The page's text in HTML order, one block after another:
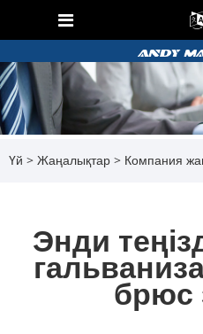
Үй > Жаңалықтар > Компания
Энди
брюс